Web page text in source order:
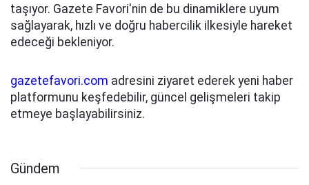
taşıyor. Gazete Favori'nin de bu dinamiklere uyum
sağlayarak, hızlı ve doğru habercilik ilkesiyle hareket
edeceği bekleniyor.
gazetefavori.com adresini ziyaret ederek yeni haber
platformunu keşfedebilir, güncel gelişmeleri takip
etmeye başlayabilirsiniz.
Gündem